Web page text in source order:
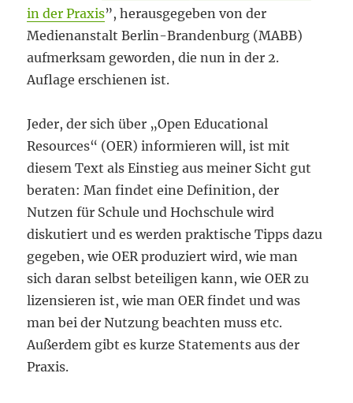
in der Praxis”, herausgegeben von der
Medienanstalt Berlin-Brandenburg (MABB)
aufmerksam geworden, die nun in der 2.
Auflage erschienen ist.
Jeder, der sich über „Open Educational
Resources“ (OER) informieren will, ist mit
diesem Text als Einstieg aus meiner Sicht gut
beraten: Man findet eine Definition, der
Nutzen für Schule und Hochschule wird
diskutiert und es werden praktische Tipps dazu
gegeben, wie OER produziert wird, wie man
sich daran selbst beteiligen kann, wie OER zu
lizensieren ist, wie man OER findet und was
man bei der Nutzung beachten muss etc.
Außerdem gibt es kurze Statements aus der
Praxis.